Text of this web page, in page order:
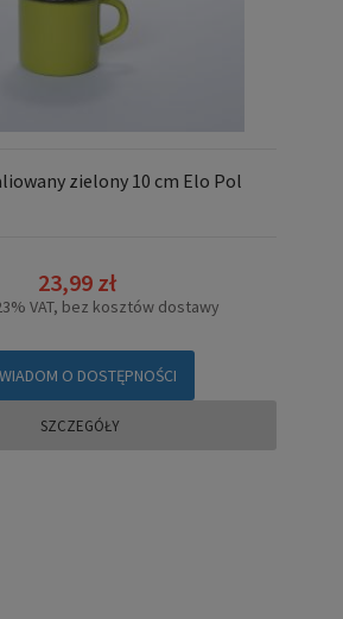
zielony 10 cm Elo Pol
23,99 zł
VAT, bez kosztów dostawy
O DOSTĘPNOŚCI
SZCZEGÓŁY